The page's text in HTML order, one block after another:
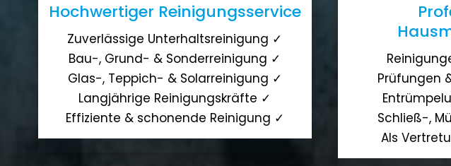
Hochwertiger Reinigungsservice
Zuverlässige Unterhaltsreinigung ✓
Bau-, Grund- & Sonderreinigung ✓
Glas-, Teppich- & Solarreinigung ✓
Langjährige Reinigungskräfte ✓
Effiziente & schonende Reinigung ✓
Prüfungen
Schließ-,
Als